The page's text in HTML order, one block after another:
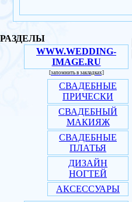
РАЗДЕЛЫ
WWW.WEDDING-
IMAGE.RU
[запомнить в закладках]
СВАДЕБНЫЕ
ПРИЧЕСКИ
СВАДЕБНЫЙ
МАКИЯЖ
СВАДЕБНЫЕ
ПЛАТЬЯ
ДИЗАЙН
НОГТЕЙ
АКСЕССУАРЫ